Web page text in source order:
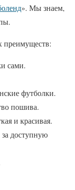
». Мы знаем,
сами.
футболки.
пошива.
и красивая.
доступную